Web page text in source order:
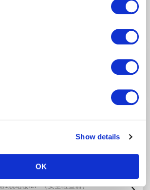
collected by our partners when
Please see
Show details
OK
PLACE
（安全检查前）
1航站楼/2F（安全检查前）